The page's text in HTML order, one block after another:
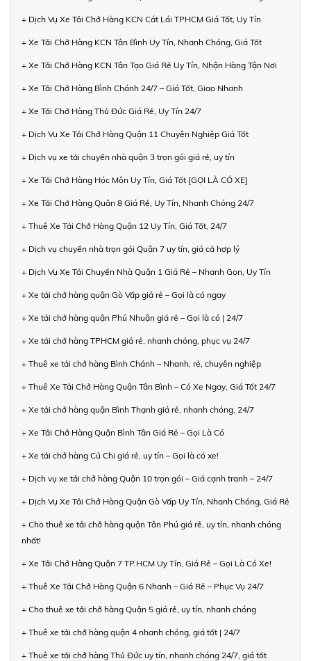
+ Dịch Vụ Xe Tải Chở Hàng KCN Cát Lái TPHCM Giá Tốt, Uy Tín
+ Xe Tải Chở Hàng KCN Tân Bình Uy Tín, Nhanh Chóng, Giá Tốt
+ Xe Tải Chở Hàng KCN Tân Tạo Giá Rẻ Uy Tín, Nhận Hàng Tận Nơi
+ Xe Tải Chở Hàng Bình Chánh 24/7 – Giá Tốt, Giao Nhanh
+ Xe Tải Chở Hàng Thủ Đức Giá Rẻ, Uy Tín 24/7
+ Dịch Vụ Xe Tải Chở Hàng Quận 11 Chuyên Nghiệp Giá Tốt
+ Dịch vụ xe tải chuyển nhà quận 3 trọn gói giá rẻ, uy tín
+ Xe Tải Chở Hàng Hóc Môn Uy Tín, Giá Tốt [GỌI LÀ CÓ XE]
+ Xe Tải Chở Hàng Quận 8 Giá Rẻ, Uy Tín, Nhanh Chóng 24/7
+ Thuê Xe Tải Chở Hàng Quận 12 Uy Tín, Giá Tốt, 24/7
+ Dịch vụ chuyển nhà trọn gói Quận 7 uy tín, giá cả hợp lý
+ Dịch Vụ Xe Tải Chuyển Nhà Quận 1 Giá Rẻ – Nhanh Gọn, Uy Tín
+ Xe tải chở hàng quận Gò Vấp giá rẻ – Gọi là có ngay
+ Xe tải chở hàng quận Phú Nhuận giá rẻ – Gọi là có | 24/7
+ Xe tải chở hàng TPHCM giá rẻ, nhanh chóng, phục vụ 24/7
+ Thuê xe tải chở hàng Bình Chánh – Nhanh, rẻ, chuyên nghiệp
+ Thuê Xe Tải Chở Hàng Quận Tân Bình – Có Xe Ngay, Giá Tốt 24/7
+ Xe tải chở hàng quận Bình Thạnh giá rẻ, nhanh chóng, 24/7
+ Xe Tải Chở Hàng Quận Bình Tân Giá Rẻ – Gọi Là Có
+ Xe tải chở hàng Củ Chi giá rẻ, uy tín – Gọi là có xe!
+ Dịch vụ xe tải chở hàng Quận 10 trọn gói – Giá cạnh tranh – 24/7
+ Dịch Vụ Xe Tải Chở Hàng Quận Gò Vấp Uy Tín, Nhanh Chóng, Giá Rẻ
+ Cho thuê xe tải chở hàng quận Tân Phú giá rẻ, uy tín, nhanh chóng
nhất!
+ Xe Tải Chở Hàng Quận 7 TP.HCM Uy Tín, Giá Rẻ – Gọi Là Có Xe!
+ Thuê Xe Tải Chở Hàng Quận 6 Nhanh – Giá Rẻ – Phục Vụ 24/7
+ Cho thuê xe tải chở hàng Quận 5 giá rẻ, uy tín, nhanh chóng
+ Thuê xe tải chở hàng quận 4 nhanh chóng, giá tốt | 24/7
+ Thuê xe tải chở hàng Thủ Đức uy tín, nhanh chóng 24/7, giá tốt